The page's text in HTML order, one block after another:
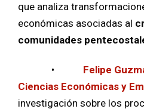
que analiza
económicas asociadas al
comunidades
• Felipe
Ciencias Económicas y
investigación sobre los